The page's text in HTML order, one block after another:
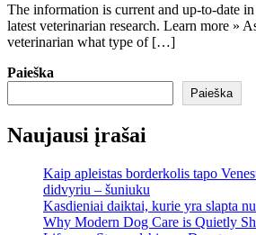
The information is current and up-to-date
latest veterinarian research. Learn more »
veterinarian what type of […]
Paieška
Paieška
Naujausi įrašai
Kaip apleistas borderkolis tapo
didvyriu – šuniuku
Kasdieniai daiktai, kurie yra slapta
Why Modern Dog Care is Quietly